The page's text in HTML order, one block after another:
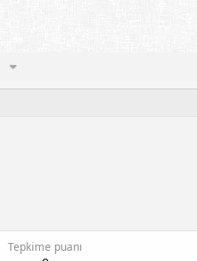
Tepkime puanı